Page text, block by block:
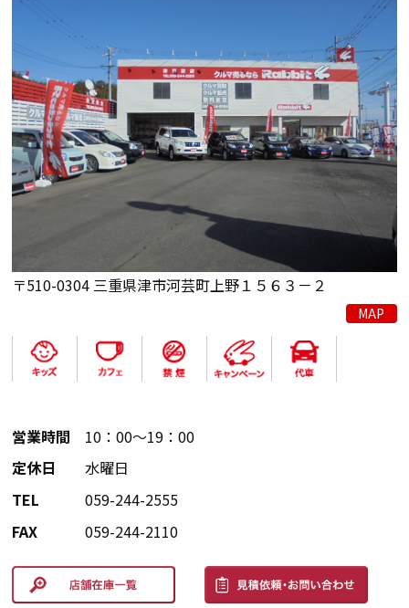
〒510-0304 三重県津市河芸町上野１５６３－２
MAP
営業時間
10：00～19：00
定休日
水曜日
TEL
059-244-2555
FAX
059-244-2110